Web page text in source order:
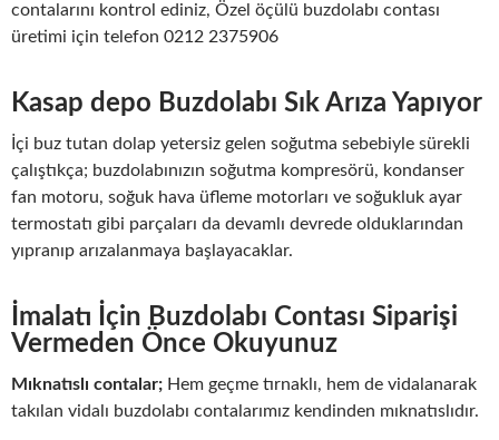
contalarını kontrol ediniz, Özel öçülü buzdolabı contası
üretimi için telefon 0212 2375906
Kasap depo Buzdolabı Sık Arıza Yapıyor
İçi buz tutan dolap yetersiz gelen soğutma sebebiyle sürekli
çalıştıkça; buzdolabınızın soğutma kompresörü, kondanser
fan motoru, soğuk hava üfleme motorları ve soğukluk ayar
termostatı gibi parçaları da devamlı devrede olduklarından
yıpranıp arızalanmaya başlayacaklar.
İmalatı İçin Buzdolabı Contası Siparişi
Vermeden Önce Okuyunuz
Mıknatıslı contalar; Hem geçme tırnaklı, hem de vidalanarak
takılan vidalı buzdolabı contalarımız kendinden mıknatıslıdır.